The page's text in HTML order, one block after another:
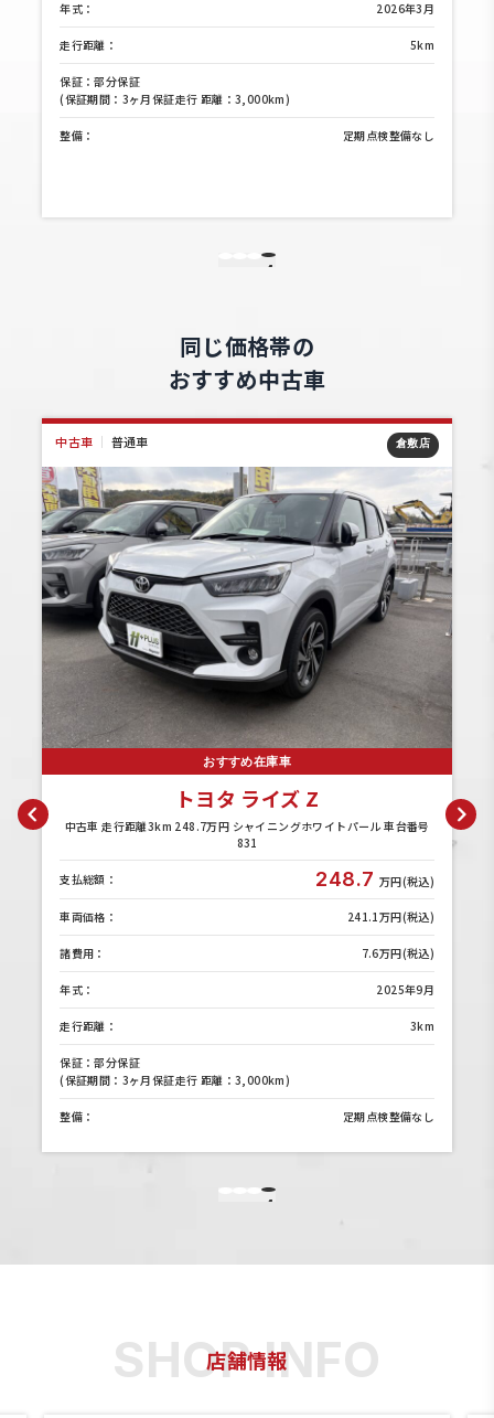
年式： 2026年3月
走行距離：
保証：部分保証
(保証期間：3ヶ月保証走行 距離：3,000km)
整備： 定期点検整備なし
4
同じ価格帯の
おすすめ中古車
中古車｜ 普通車 倉敷店
おすすめ在庫車
トヨタ ライズ Z
中古車 走行距離3km 248.7万円 シャイニングホワイトパール 車台番号
831
支払総額： 248.7 万円(税込)
車両価格： 241.1万円(税込)
諸費用： 7.6万円(税込)
年式： 2025年9月
走行距離： 3km
保証：部分保証
(保証期間：3ヶ月保証走行 距離：3,000km)
整備： 定期点検整備なし
4
店舗情報